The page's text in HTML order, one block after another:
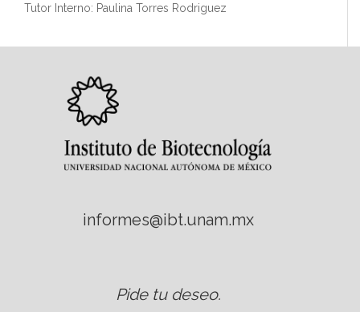
Tutor Interno: Paulina Torres Rodriguez
informes@ibt.unam.mx
Pide tu deseo.